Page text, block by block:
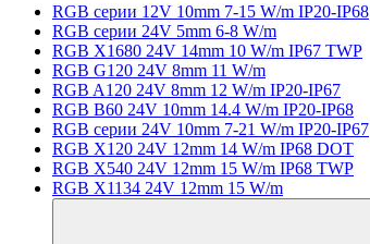
RGB серии 12V 10mm 7-15 W/m IP20-IP68
RGB серии 24V 5mm 6-8 W/m
RGB X1680 24V 14mm 10 W/m IP67 TWP
RGB G120 24V 8mm 11 W/m
RGB A120 24V 8mm 12 W/m IP20-IP67
RGB B60 24V 10mm 14.4 W/m IP20-IP68
RGB серии 24V 10mm 7-21 W/m IP20-IP67
RGB X120 24V 12mm 14 W/m IP68 DOT
RGB X540 24V 12mm 15 W/m IP68 TWP
RGB X1134 24V 12mm 15 W/m